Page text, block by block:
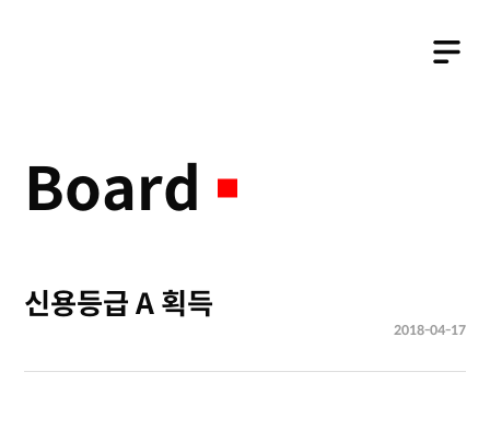
Business
Board
신용등급 A 획득
2018-04-17